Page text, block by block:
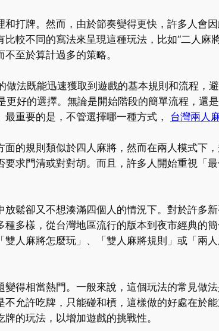
打牌。然而，由於節奏變得更快，許多人會
不同的寫法來呈現這種玩法，比如“二人麻將
至於算計過多的策略。
法既能迅速獲取到遊戲的基本規則和流程，
好的選擇。無論是開始階段的簡單流程，還
重要的是，不管選擇哪一種方式， 台灣兩人
的規則類似於四人麻將，然而在兩人模式下
求門清或對對胡。而且，許多人開始重視「
鬆卻又不想湊滿四個人的情況下。對於許多
多樣，從台灣地區流行的版本到夜市經典的
人麻將怎麼玩」、「雙人麻將規則」或「兩
得相當熱門。一般來說，這個玩法的常見做
允許吃牌，只能碰和槓，這樣做的好處在於
的玩法，以增加遊戲的挑戰性。